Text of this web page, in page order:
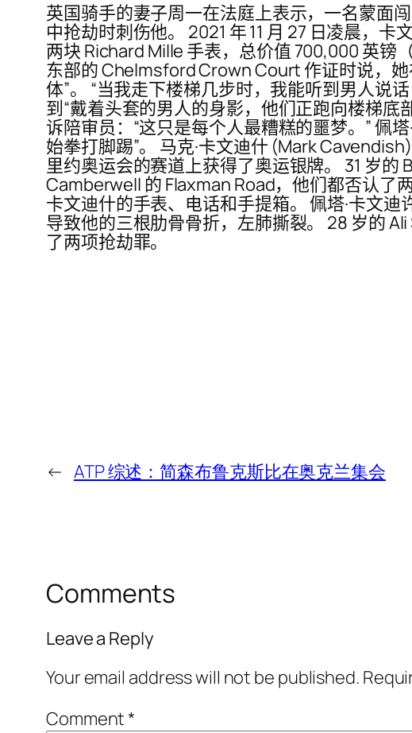
英国骑手的妻子周一在法庭上表示，一名蒙面
中抢劫时刺伤他。 2021 年 11 月 27 日凌晨，
两块 Richard Mille 手表，总价值 700,000 英
东部的 Chelmsford Crown Court 作证时说，
体”。 “当我走下楼梯几步时，我能听到男人说
到“戴着头套的男人的身影，他们正跑向楼梯底
诉陪审员：“这只是每个人最糟糕的噩梦。” 佩
始拳打脚踢”。 马克·卡文迪什 (Mark
里约奥运会的赛道上获得了奥运银牌。 31 岁
Camberwell 的 Flaxman Road，他们都否认了
卡文迪什的手表、电话和手提箱。 佩塔·卡文
导致他的三根肋骨骨折，左肺撕裂。 28 岁的
了两项抢劫罪。
← ATP 综述：简森布鲁克斯比在奥克兰集会
Comments
Leave a Reply
Your email address will not be published.
Comment*